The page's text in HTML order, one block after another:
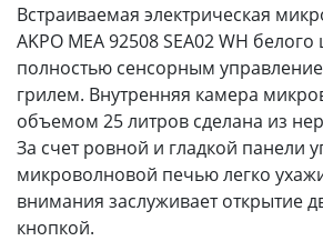
Встраиваемая электрическая
AKPO MEA 92508 SEA02 WH
полностью сенсорным
грилем. Внутренняя камера
объемом 25 литров сделана из
За счет ровной и гладкой панели
микроволновой печью легко
внимания заслуживает открытие
кнопкой.